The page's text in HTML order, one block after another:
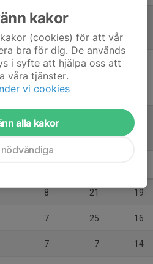
skrivet
8 21 19
7 25 16
7 7 14
kakor
(cookies) för att vår
bra för dig. De används
i syfte att hjälpa oss att
våra tjänster.
vi cookies
alla kakor